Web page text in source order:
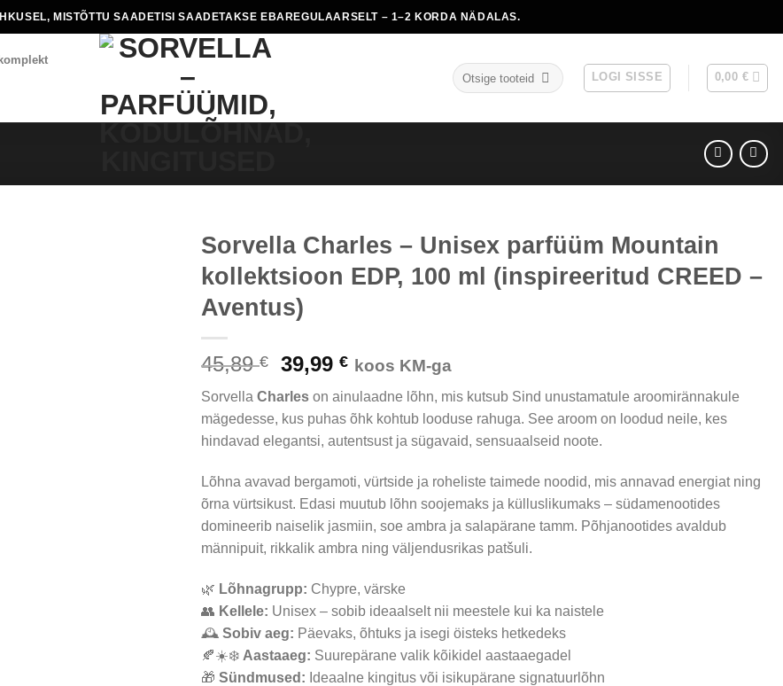
MISTÕTTU SAADETISI SAADETAKSE EBAREGULAARSELT – 1–2 KORDA NÄDALAS.
Otsi: LOGI SISSE 0,00 €
Sorvella Charles – Unisex parfüüm Mountain
kollektsioon EDP, 100 ml (inspireeritud CREED –
Aventus)
45,89€
Algne
oli:
45,89 €.
39,99€Praegune
on:
39,99 €.
koos KM-ga
Sorvella Charles on ainulaadne lõhn, mis kutsub Sind unustamatule aroomirännakule
mägedesse, kus puhas õhk kohtub looduse rahuga. See aroom on loodud neile, kes
hindavad elegantsi, autentsust ja sügavaid, sensuaalseid noote.
Lõhna avavad bergamoti, vürtside ja roheliste taimede noodid, mis annavad energiat ning
õrna vürtsikust. Edasi muutub lõhn soojemaks ja külluslikumaks – südamenootides
domineerib naiselik jasmiin, soe ambra ja salapärane tamm. Põhjanootides avaldub
männipuit, rikkalik ambra ning väljendusrikas patšuli.
🌿 Lõhnagrupp: Chypre, värske
👥 Kellele: Unisex – sobib ideaalselt nii meestele kui ka naistele
🕰️ Sobiv aeg: Päevaks, õhtuks ja isegi öisteks hetkedeks
🍂☀️❄️ Aastaaeg: Suurepärane valik kõikidel aastaaegadel
🎁 Sündmused: Ideaalne kingitus või isikupärane signatuurlõhn